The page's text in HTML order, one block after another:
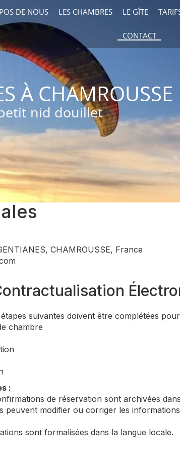
DE NOUS LES CHAMBRES LE GÎTE
CONTACT
À CHAMROUSSE
nid douillet
CHAMROUSSE, France
suivantes doivent être complétées
chambre
:
de réservation sont archivées
peuvent modifier ou corriger les
sont formalisées dans la langue locale.